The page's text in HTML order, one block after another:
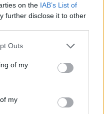
on the IAB’s List of
further disclose it to other
one or more Google
You may click to
its third-party tags to
in below Google
Outs
of my
my